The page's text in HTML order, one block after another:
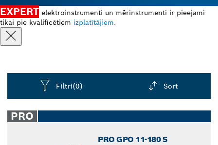
EXPERT elektroinstrumenti un mērinstrumenti ir pieejami
tikai pie kvalificētiem izplatītājiem.
Filtri(0) Sort
closed
PRO
PRO GPO 11-180 S